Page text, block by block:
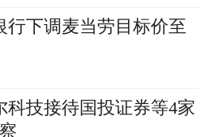
行下调麦当劳目标价至
科技接待国投证券等4家